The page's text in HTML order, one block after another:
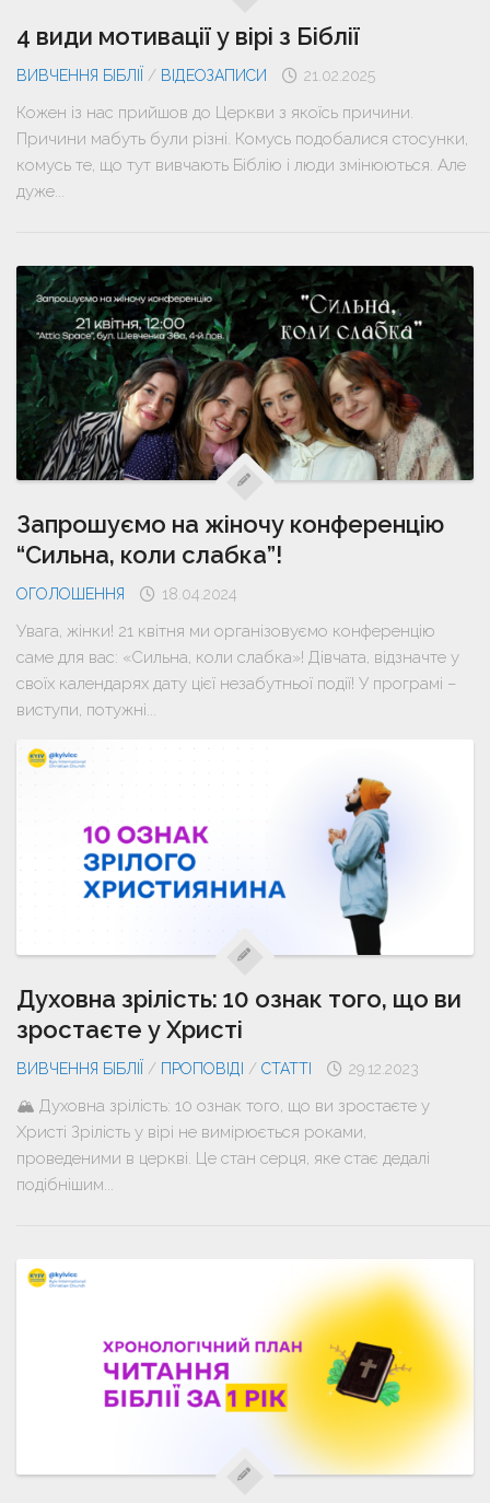
4 види мотивації у вірі з Біблії
ВИВЧЕННЯ БІБЛІЇ / ВІДЕОЗАПИСИ 21.02.2025
Кожен із нас прийшов до Церкви з якоїсь причини.
Причини мабуть були різні. Комусь подобалися стосунки,
комусь те, що тут вивчають Біблію і люди змінюються. Але
дуже...
Запрошуємо на жіночу конференцію
“Сильна, коли слабка”!
ОГОЛОШЕННЯ 18.04.2024
Увага, жінки! 21 квітня ми організовуємо конференцію
саме для вас: «Сильна, коли слабка»! Дівчата, відзначте у
своїх календарях дату цієї незабутньої події! У програмі –
виступи, потужні...
Духовна зрілість: 10 ознак того, що ви
зростаєте у Христі
ВИВЧЕННЯ БІБЛІЇ / ПРОПОВІДІ / СТАТТІ 29.12.2023
🏔 Духовна зрілість: 10 ознак того, що ви зростаєте у
Христі Зрілість у вірі не вимірюється роками,
проведеними в церкві. Це стан серця, яке стає дедалі
подібнішим...